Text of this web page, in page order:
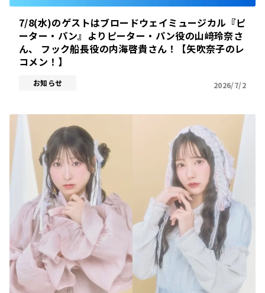
7/8(水)のゲストはブロードウェイミュージカル『ピ
ーター・パン』よりピーター・パン役の山﨑玲奈さ
ん、 フック船長役の内海啓貴さん！【矢吹奈子のレ
コメン！】
お知らせ 2026/7/2